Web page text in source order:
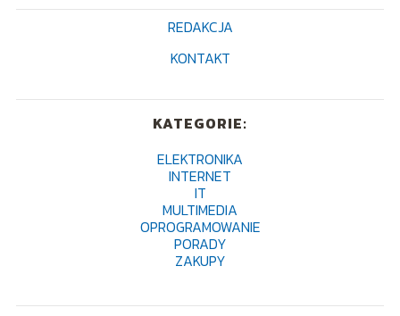
REDAKCJA
KONTAKT
KATEGORIE:
ELEKTRONIKA
INTERNET
IT
MULTIMEDIA
OPROGRAMOWANIE
PORADY
ZAKUPY